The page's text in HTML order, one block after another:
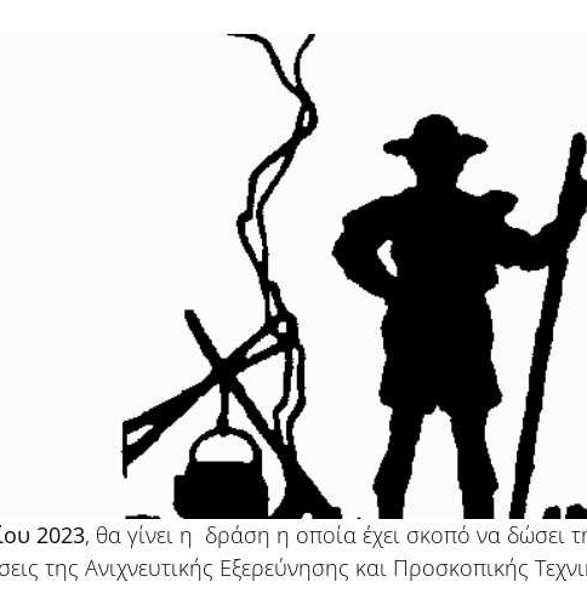
2023, θα γίνει η δράση η οποία έχει σκοπό να δώσει
της Ανιχνευτικής Εξερεύνησης και Προσκοπικής